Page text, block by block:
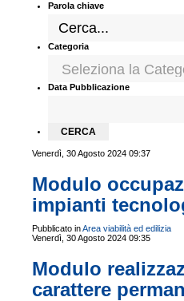
Parola chiave
Categoria
Data Pubblicazione
Venerdì, 30 Agosto 2024 09:37
Modulo
impianti
Pubblicato inArea viabilità ed edilizia
Venerdì, 30 Agosto 2024 09:35
Modulo
carattere